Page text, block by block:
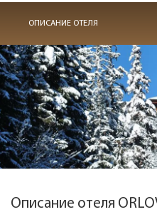
ОПИСАНИЕ ОТЕЛЯ
Описание отеля